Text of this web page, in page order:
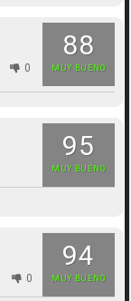
88
MUY BUENO
0
95
MUY BUENO
94
MUY BUENO
0